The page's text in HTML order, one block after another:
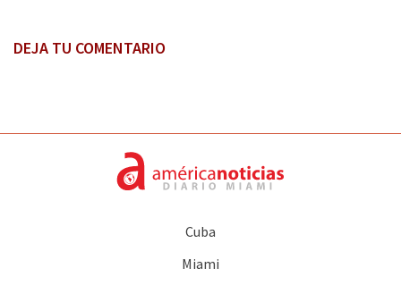
DEJA TU COMENTARIO
Cuba
Miami